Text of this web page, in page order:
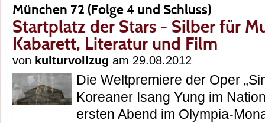
München 72 (Folge 4 und Schluss)
Startplatz der Stars - Silber für
Kabarett, Literatur und Film
von kulturvollzug am 29.08.2012
Die Weltpremiere der Oper
Koreaner Isang Yung im
ersten Abend im Olympia-